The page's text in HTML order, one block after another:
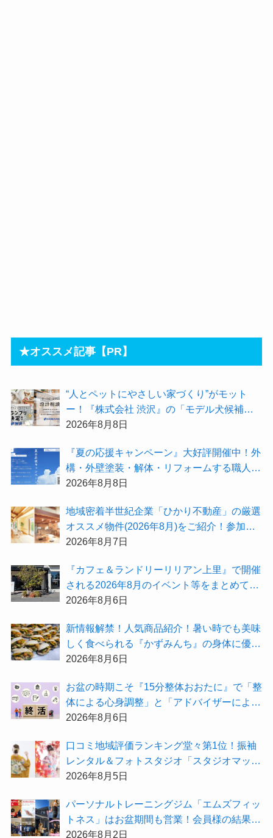
★オススメ記事【PR】
“人とペットにやさしい家づくり”がモット
ー！『株式会社 渋沢』の「モデル犬候補」
が選出されました★『テーマ別 住宅相談
2026年8月8日
『夏の応援キャンペーン』大好評開催中！外
構・外壁塗装・解体・リフォームする職人を
探すなら『街の職人さん.com』がオススメ
2026年8月8日
地域密着半世紀企業「ひかり不動産」の厳選
オススメ物件(2026年8月)をご紹介！参加費
無料『”木の家”新潟工場見学会』のご予約も
2026年8月7日
『カフェ＆ランドリーリリアン上里』で開催
される2026年8月のイベント等をまとめてご
紹介！
2026年8月6日
新情報解禁！人気商品紹介！暑い時でも美味
しく食べられる『かずみんち』の身体に優し
い天然酵母手作り減塩パンを召し上がれ♪
2026年8月6日
お盆の時期こそ『15分整体おおたに』で「整
体による心身調整」と「アドバイザーによる
身辺整理の準備」をしてみませんか？
2026年8月6日
⼝コミ地域評価ランキング堂々第1位！振袖
レンタル＆フォトスタジオ「スタジオマック
ス」がお得な『2026年8月限定キャンペー
2026年8月5日
パーソナルトレーニングジム「エムズフィッ
トネス」はお盆期間も営業！会員様の結果を
大公開★
2026年8月2日